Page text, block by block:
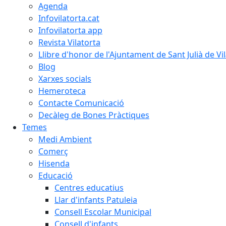
Agenda
Infovilatorta.cat
Infovilatorta app
Revista Vilatorta
Llibre d'honor de l'Ajuntament de Sant Julià de
Blog
Xarxes socials
Hemeroteca
Contacte Comunicació
Decàleg de Bones Pràctiques
Temes
Medi Ambient
Comerç
Hisenda
Educació
Centres educatius
Llar d'infants Patuleia
Consell Escolar Municipal